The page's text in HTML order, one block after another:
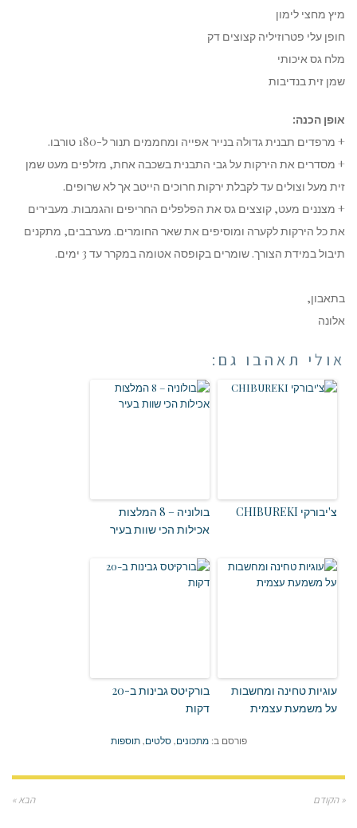
מיץ מחצי לימון
חופן עלי פטרוזיליה קצוצים דק
מלח גס איכותי
שמן זית בנדיבות
אופן הכנה:
+ מרפדים תבנית גדולה בנייר אפייה ומחממים תנור ל-180 טורבו.
+ מסדרים את הירקות על גבי התבנית בשכבה אחת, מזלפים מעט שמן
זית מעל וצולים עד לקבלת ירקות חרוכים הייטב אך לא שרופים.
+ מצננים מעט, קוצצים גס את הפלפלים החריפים והגמבות. מעבירים
את כל הירקות לקערה ומוסיפים את שאר החומרים. מערבבים, מתקנים
תיבול במידת הצורך. שומרים בקופסה אטומה במקרר עד 3 ימים.
בתאבון,
אלונה
אולי תאהבו גם:
צ'יבורקי CHIBUREKI
בולוניה – 8 המלצות
אכילות הכי שוות בעיר
עוגיות טחינה ומחשבות
על משמעת עצמית
בורקיטס גבינות ב-20
דקות
פורסם ב:מתכונים,סלטים,תוספות
« הקודם הבא »